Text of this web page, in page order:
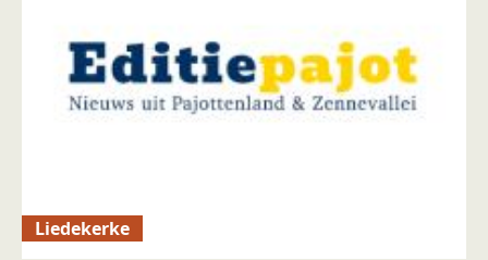
Liedekerke